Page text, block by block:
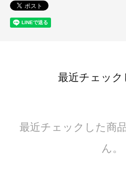
最近チェック
最近チェックした商
ん。